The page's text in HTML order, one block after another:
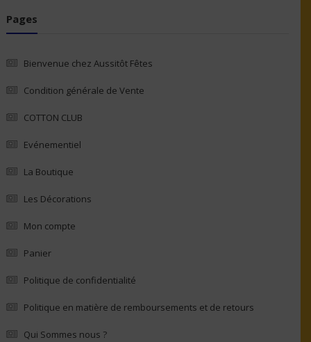
Pages
Bienvenue chez Aussitôt Fêtes
Condition générale de Vente
COTTON CLUB
Evénementiel
La Boutique
Les Décorations
Mon compte
Panier
Politique de confidentialité
Politique en matière de remboursements et de retours
Qui Sommes nous ?